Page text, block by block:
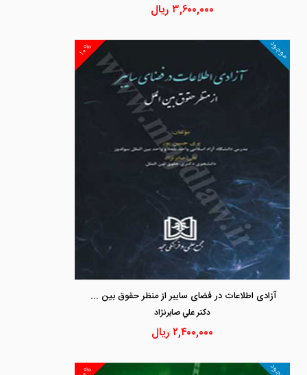
۳,۶۰۰,۰۰۰ریال
۱۰% موجود
آزادی اطلاعات در فضای سایبر از منظر حقوق بین الملل
دكتر علي صابرنژاد
۲,۴۰۰,۰۰۰ریال